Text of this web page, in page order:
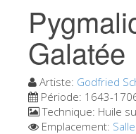
L'
Galatée
Artiste: Godfried
Période: 1643-
Technique: Huile
Emplacement: